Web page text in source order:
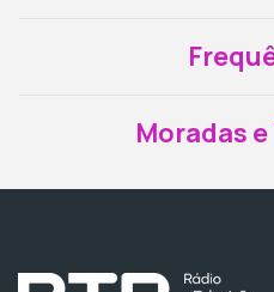
Moradas